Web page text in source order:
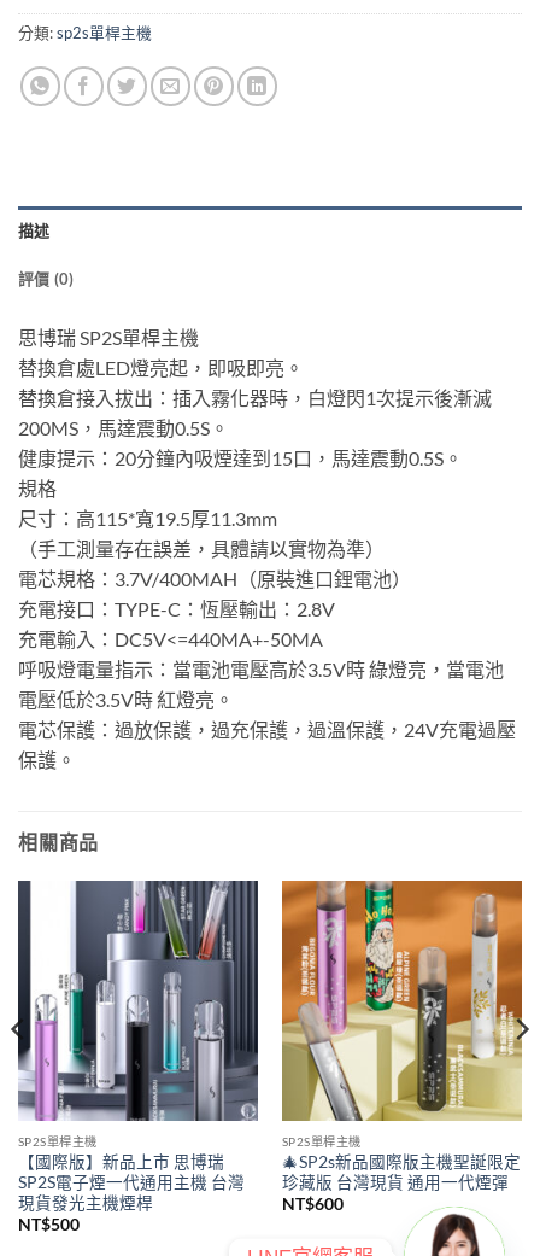
分類:sp2s單桿主機
描述
評價 (0)
思博瑞 SP2S單桿主機
替換倉處LED燈亮起，即吸即亮。
替換倉接入拔出：插入霧化器時，白燈閃1次提示後漸滅
200MS，馬達震動0.5S。
健康提示：20分鐘內吸煙達到15口，馬達震動0.5S。
規格
尺寸：高115*寬19.5厚11.3mm
（手工測量存在誤差，具體請以實物為準）
電芯規格：3.7V/400MAH（原裝進口鋰電池）
充電接口：TYPE-C：恆壓輸出：2.8V
充電輸入：DC5V<=440MA+-50MA
呼吸燈電量指示：當電池電壓高於3.5V時 綠燈亮，當電池
電壓低於3.5V時 紅燈亮。
電芯保護：過放保護，過充保護，過溫保護，24V充電過壓
保護。
相關商品
SP2S單桿主機
【國際版】新品上市 思博瑞
SP2S電子煙一代通用主機 台灣
現貨發光主機煙桿
NT$500
SP2S單桿主機
🎄SP2s新品國際版主機聖誕限定
珍藏版 台灣現貨 通用一代煙彈
NT$600